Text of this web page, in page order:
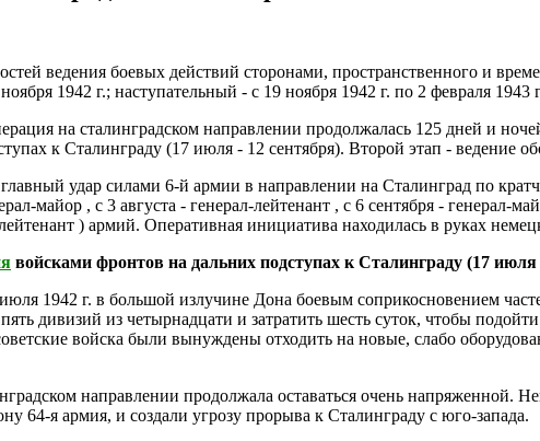
ведения боевых действий сторонами, пространственного и
1942 г.; наступательный - с 19 ноября 1942 г. по 2 февраля 1943
на сталинградском направлении продолжалась 125 дней и
к Сталинграду (17 июля - 12 сентября). Второй этап - ведение
удар силами 6-й армии в направлении на Сталинград по
майор , с 3 августа - генерал-лейтенант , с 6 сентября - генерал-
) армий. Оперативная инициатива находилась в руках
войсками фронтов на дальних подступах к Сталинграду (17 июля
1942 г. в большой излучине Дона боевым соприкосновением
дивизий из четырнадцати и затратить шесть суток, чтобы
войска были вынуждены отходить на новые, слабо
направлении продолжала оставаться очень
64-я армия, и создали угрозу прорыва к Сталинграду с юго-запада.